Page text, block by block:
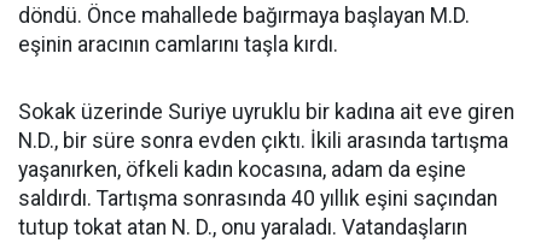
döndü. Önce mahallede bağırmaya başlayan M.D.
eşinin aracının camlarını taşla kırdı.
Sokak üzerinde Suriye uyruklu bir kadına ait eve giren
N.D., bir süre sonra evden çıktı. İkili arasında tartışma
yaşanırken, öfkeli kadın kocasına, adam da eşine
saldırdı. Tartışma sonrasında 40 yıllık eşini saçından
tutup tokat atan N. D., onu yaraladı. Vatandaşların